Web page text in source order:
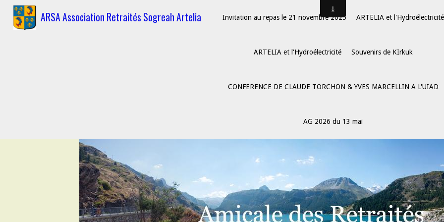
ARSA Association Retraités Sogreah Artelia Invitation au repas le 21 novembre 2025 ARTELIA et l'Hydroélectricité
ARTELIA et l'Hydroélectricité Souvenirs de KIrkuk
CONFERENCE DE CLAUDE TORCHON & YVES MARCELLIN A L'UIAD
AG 2026 du 13 mai